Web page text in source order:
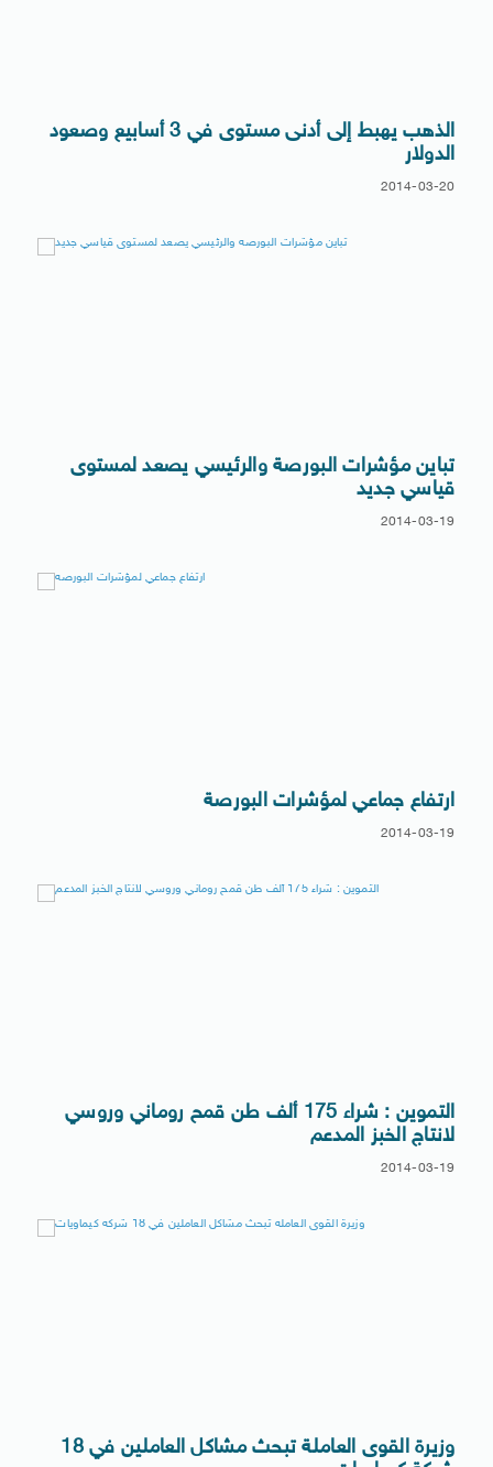
الذهب يهبط إلى أدنى مستوى في 3 أسابيع وصعود
الدولار
2014-03-20
تباين مؤشرات البورصة والرئيسي يصعد لمستوى
قياسي جديد
2014-03-19
ارتفاع جماعي لمؤشرات البورصة
2014-03-19
التموين : شراء 175 ألف طن قمح روماني وروسي
لانتاج الخبز المدعم
2014-03-19
وزيرة القوى العاملة تبحث مشاكل العاملين في 18